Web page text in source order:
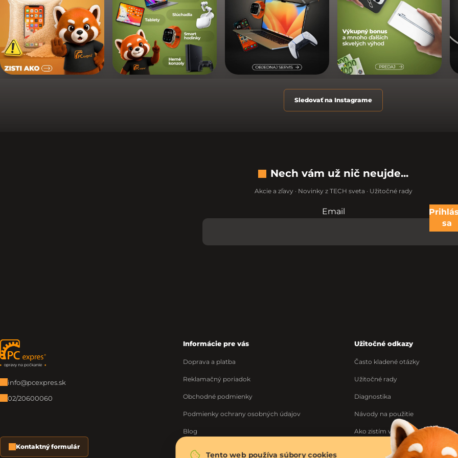
Tento web používa súbory cookies
Sledovať na Instagrame
Nech vám už nič neujde...
Akcie a zľavy · Novinky z TECH sveta · Užitočné rady
Nevypĺňajte toto pole:
Email
sa
Zápätie
info@pcexpres.sk
02/20600060
Kontaktný formulár
Informácie pre vás
Doprava a platba
Reklamačný poriadok
Obchodné podmienky
Podmienky ochrany osobných údajov
Blog
O nás
Užitočné odkazy
Často kladené otázky
Užitočné rady
Diagnostika
Návody na použitie
Ako zistím výrobné číslo
Ponuka práce